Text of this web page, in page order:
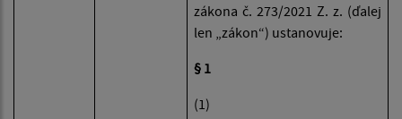
zákona č. 273/2021 Z. z. (ďalej
len „zákon“) ustanovuje:
§ 1
(1)